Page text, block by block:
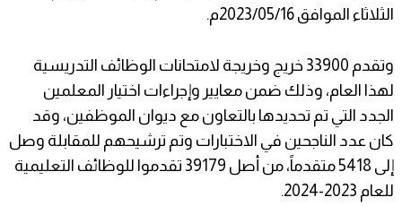
الثلاثاء الموافق 2023/05/16
م.
وتقدم 33900 خريج وخريجة لامتحانات الوظائف التدريسية
لهذا العام، وذلك ضمن معايير وإجراءات اختيار المعلمين
الجدد التي تم تحديدها بالتعاون مع ديوان الموظفين، وقد
كان عدد الناجحين في الاختبارات وتم ترشيحهم للمقابلة وصل
إلى 5418 متقدماً، من أصل 39179 تقدموا للوظائف التعليمية
للعام 2023-2024.